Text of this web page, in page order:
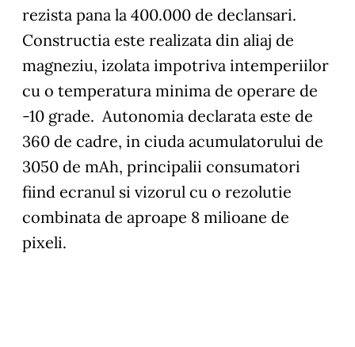
rezista pana la 400.000 de declansari.
Constructia este realizata din aliaj de
magneziu, izolata impotriva intemperiilor
cu o temperatura minima de operare de
-10 grade. Autonomia declarata este de
360 de cadre, in ciuda acumulatorului de
3050 de mAh, principalii consumatori
fiind ecranul si vizorul cu o rezolutie
combinata de aproape 8 milioane de
pixeli.